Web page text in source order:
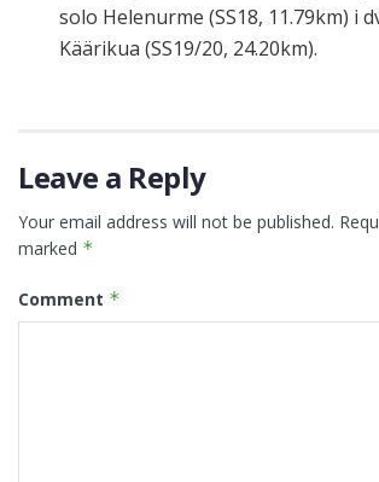
solo Helenurme (SS18, 11.79km) i
Käärikua (SS19/20, 24.20km).
Leave a Reply
Your email address will not be published.
marked *
Comment *